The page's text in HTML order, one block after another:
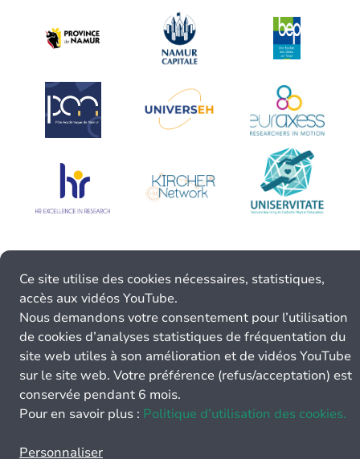
Ce site utilise des cookies nécessaires, statistiques,
accès aux vidéos YouTube.
Nous demandons votre consentement pour l’utilisation
de cookies d’analyses statistiques de fréquentation du
site web utiles à son amélioration et de vidéos YouTube
sur le site web. Votre préférence (refus/acceptation) est
conservée pendant 6 mois.
Pour en savoir plus : Politique d’utilisation des cookies.
Personnaliser